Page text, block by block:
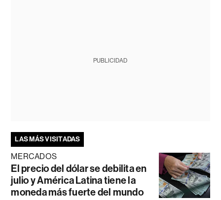
PUBLICIDAD
LAS MÁS VISITADAS
MERCADOS
El precio del dólar se debilita en
julio y América Latina tiene la
moneda más fuerte del mundo